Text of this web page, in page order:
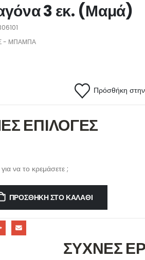
3 εκ. (Μαμά)
- ΜΠΑΜΠΑ
Πρόσθήκη στην
ΕΠΙΛΟΓΕΣ
να το κρεμάσετε ;
ΠΡΟΣΘΉΚΗ ΣΤΟ ΚΑΛΆΘΙ
ΣΥΧΝΕΣ